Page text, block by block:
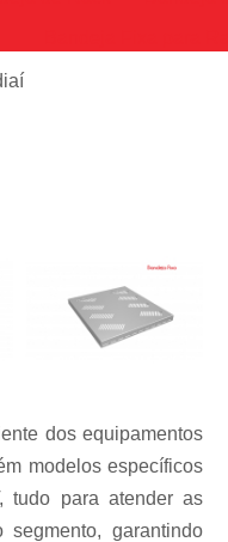
Confinamento
Confinamento
Confinamento
Confinamento
Confinamento
Confinamento
Confinamento
dos equipamentos
modelos específicos
tudo para atender as
garantindo